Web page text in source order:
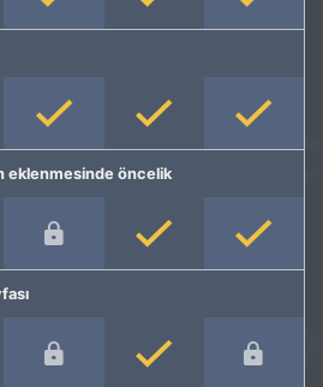
eklenmesinde öncelik